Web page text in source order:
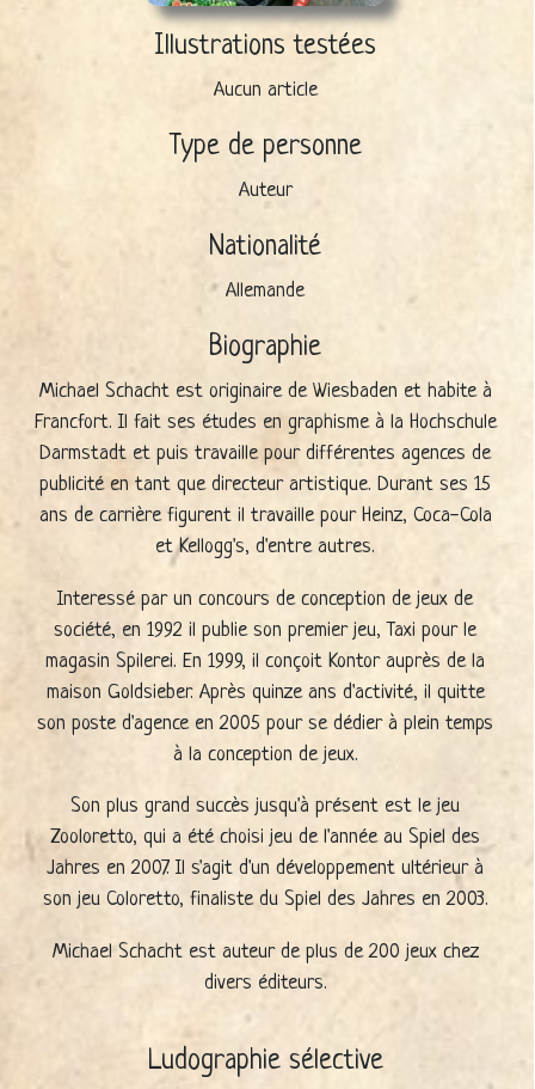
Illustrations testées
Aucun article
Type de personne
Auteur
Nationalité
Allemande
Biographie
Michael Schacht est originaire de Wiesbaden et habite à
Francfort. Il fait ses études en graphisme à la Hochschule
Darmstadt et puis travaille pour différentes agences de
publicité en tant que directeur artistique. Durant ses 15
ans de carrière figurent il travaille pour Heinz, Coca-Cola
et Kellogg's, d'entre autres.
Interessé par un concours de conception de jeux de
société, en 1992 il publie son premier jeu, Taxi pour le
magasin Spilerei. En 1999, il conçoit Kontor auprès de la
maison Goldsieber. Après quinze ans d'activité, il quitte
son poste d'agence en 2005 pour se dédier à plein temps
à la conception de jeux.
Son plus grand succès jusqu'à présent est le jeu
Zooloretto, qui a été choisi jeu de l'année au Spiel des
Jahres en 2007. Il s'agit d'un développement ultérieur à
son jeu Coloretto, finaliste du Spiel des Jahres en 2003.
Michael Schacht est auteur de plus de 200 jeux chez
divers éditeurs.
Ludographie sélective